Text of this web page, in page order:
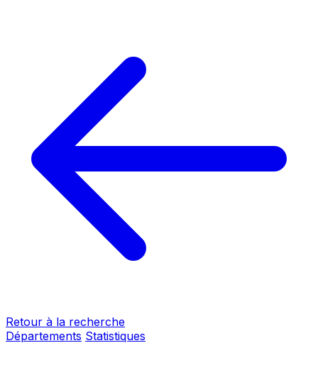
Retour à la recherche
Départements Statistiques